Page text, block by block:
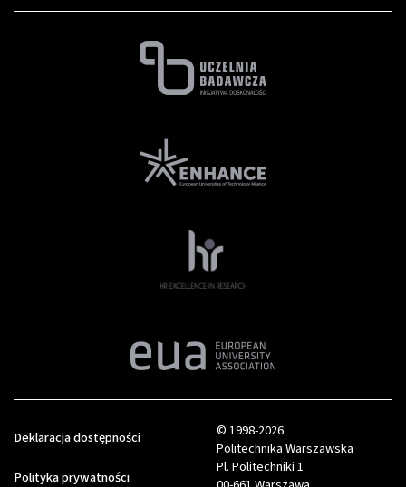
© 1998-2026
Politechnika Warszawska
Pl. Politechniki 1
Deklaracja dostępności
Polityka prywatności